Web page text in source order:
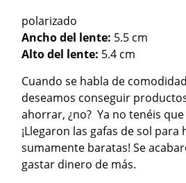
polarizado
Ancho del lente: 5.5 cm
Alto del lente: 5.4 cm
Cuando se habla de
deseamos conseguir
ahorrar, ¿no? Ya no tenéis
¡Llegaron las gafas de sol para
sumamente baratas! Se
gastar dinero de más.